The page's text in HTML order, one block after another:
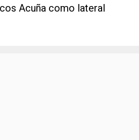
Acuña como lateral